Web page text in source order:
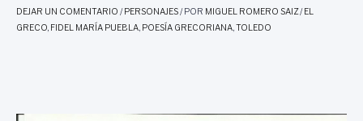
DEJAR UN COMENTARIO /PERSONAJES/ POR MIGUEL ROMERO SAIZ/EL
GRECO, FIDEL MARÍA PUEBLA, POESÍA GRECORIANA,TOLEDO